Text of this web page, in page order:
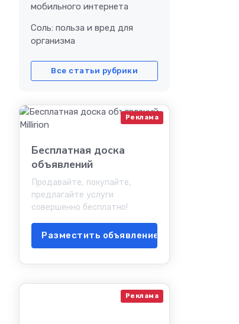
мобильного интернета
Соль: польза и вред для
организма
Все статьи рубрики
Реклама
Бесплатная доска
объявлений
Продавайте, покупайте,
предлагайте услуги
совершенно бесплатно!
Разместить объявление
Реклама